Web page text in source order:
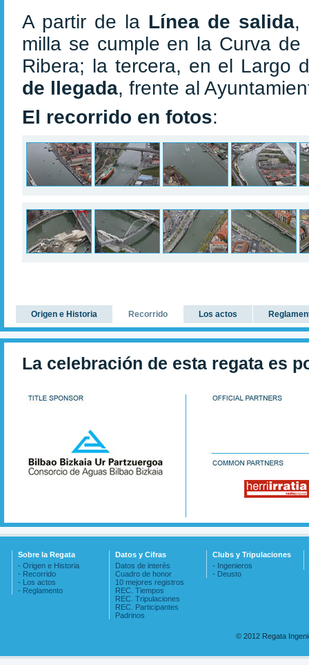
A partir de la Línea de salida,
milla se cumple en la Curva
Ribera; la tercera, en el Largo
de llegada, frente al
El recorrido en fotos:
Origen e Historia Recorrido Los actos
La celebración de esta regata es
Sobre la Regata
- Origen e Historia
- Recorrido
- Los actos
- Reglamento
Datos y Cifras
Datos de interés
Cuadro de honor
10 mejores registros
REC. Tiempos
REC. Tripulaciones
REC. Participantes
Padrinos
Clubs y Tripulaciones
- Ingenieros
- Deusto
© 2012 Regata